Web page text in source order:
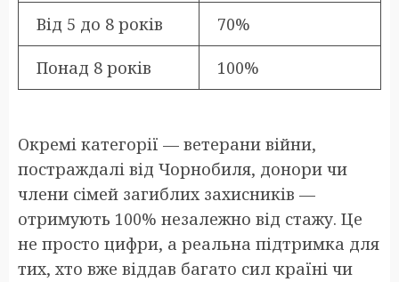
Від 5 до 8 років 70%
Понад 8 років 100%
Окремі категорії — ветерани війни,
постраждалі від Чорнобиля, донори чи
члени сімей загиблих захисників —
отримують 100% незалежно від стажу. Це
не просто цифри, а реальна підтримка для
тих, хто вже віддав багато сил країні чи